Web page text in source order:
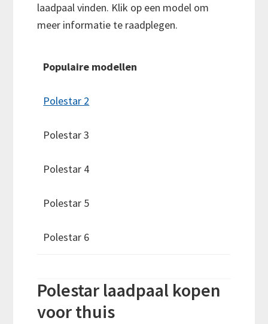
laadpaal vinden. Klik op een model om
meer informatie te raadplegen.
Populaire modellen
Polestar 2
Polestar 3
Polestar 4
Polestar 5
Polestar 6
Polestar laadpaal kopen
voor thuis